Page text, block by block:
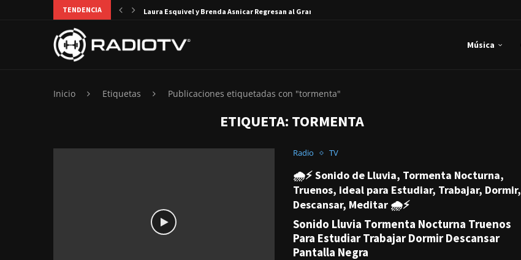
TENDENCIA Laura Esquivel y Brenda Asnicar Regresan al Gran...
Música
Inicio Etiquetas Publicaciones etiquetadas con "tormenta"
ETIQUETA: TORMENTA
Radio TV
🌧️⚡ Sonido de Lluvia, Tormenta Nocturna,
Truenos, ideal para Estudiar, Trabajar, Dormir,
Descansar, Meditar 🌧️⚡
Sonido Lluvia Tormenta Nocturna Truenos
Para Estudiar Trabajar Dormir Descansar
Pantalla Negra